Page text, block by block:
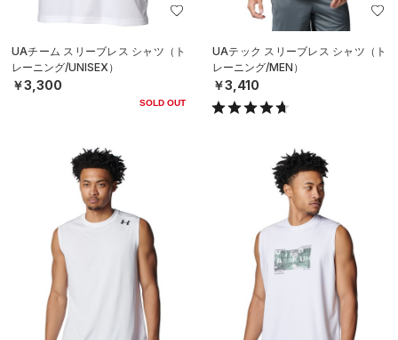
UAチーム スリーブレス シャツ（ト
レーニング/UNISEX）
￥3,300
SOLD OUT
UAテック スリーブレス シャツ（ト
レーニング/MEN）
￥3,410